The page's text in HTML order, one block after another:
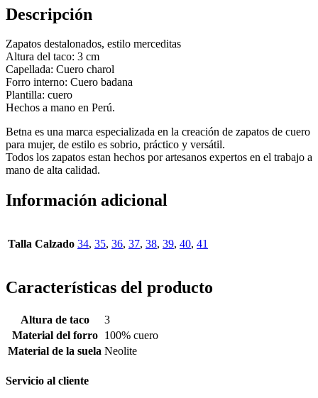
Descripción
Zapatos destalonados, estilo merceditas
Altura del taco: 3 cm
Capellada: Cuero charol
Forro interno: Cuero badana
Plantilla: cuero
Hechos a mano en Perú.
Betna es una marca especializada en la creación de zapatos de cuero
para mujer, de estilo es sobrio, práctico y versátil.
Todos los zapatos estan hechos por artesanos expertos en el trabajo a
mano de alta calidad.
Información adicional
Talla Calzado 34, 35, 36, 37, 38, 39, 40, 41
Características del producto
Altura de taco
3
Material del forro
100% cuero
Material de la suela Neolite
Servicio al cliente